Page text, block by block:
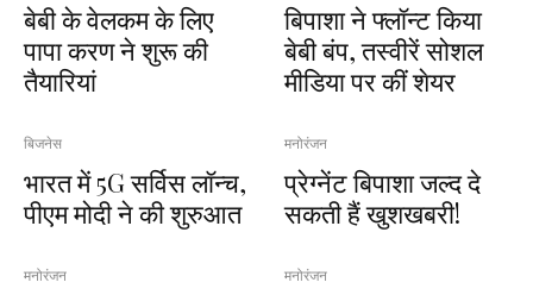
बेबी के वेलकम के लिए
पापा करण ने शुरू की
तैयारियां
बिजनेस
भारत में 5G सर्विस लॉन्च,
पीएम मोदी ने की शुरुआत
मनोरंजन
बिपाशा ने फ्लॉन्ट किया
बेबी बंप, तस्वीरें सोशल
मीडिया पर कीं शेयर
मनोरंजन
प्रेग्नेंट बिपाशा जल्द दे
सकती हैं खुशखबरी!
मनोरंजन